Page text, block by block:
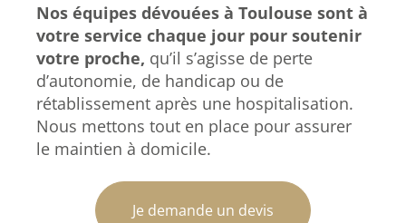
Nos équipes dévouées à Toulouse sont à
votre service chaque jour pour soutenir
votre proche, qu’il s’agisse de perte
d’autonomie, de handicap ou de
rétablissement après une hospitalisation.
Nous mettons tout en place pour assurer
le maintien à domicile.
Je demande un devis